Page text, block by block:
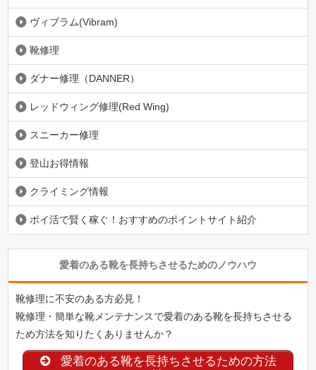
ヴィブラム(Vibram)
靴修理
ダナー修理（DANNER）
レッドウィング修理(Red Wing)
スニーカー修理
登山お得情報
クライミング情報
ポイ活で賢く稼ぐ！おすすめのポイントサイト紹介
愛着のある靴を長持ちさせるためのノウハウ
靴修理に不安のある方必見！
靴修理・簡単な靴メンテナンスで愛着のある靴を長持ちさせる
ため方法を知りたくありませんか？
愛着のある靴を長持ちさせるための方法